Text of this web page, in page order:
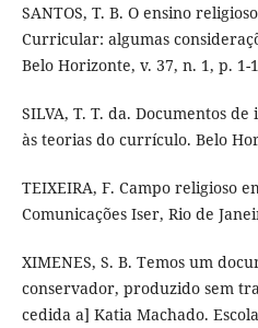
SANTOS, T. B. O ensino
Curricular: algumas
Belo Horizonte, v. 37, n. 1, p. 1-
SILVA, T. T. da. Documentos
às teorias do currículo. Belo
TEIXEIRA, F. Campo religioso
Comunicações Iser, Rio de
XIMENES, S. B. Temos um
conservador, produzido sem
cedida a] Katia Machado.